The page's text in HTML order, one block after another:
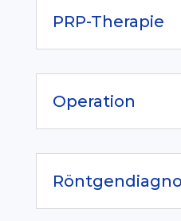
PRP-Therapie
Operation